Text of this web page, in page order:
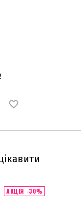
АКЦІЯ -30%